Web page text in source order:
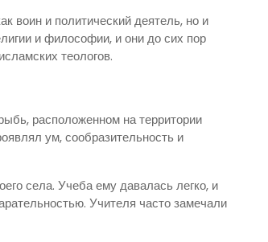
воин и политический деятель, но и
и философии, и они до сих пор
теологов.
расположенном на территории
ум, сообразительность и
села. Учеба ему давалась легко, и
Учителя часто замечали